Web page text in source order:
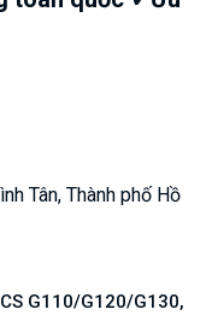
Tân, Thành phố Hồ
G110/G120/G130,